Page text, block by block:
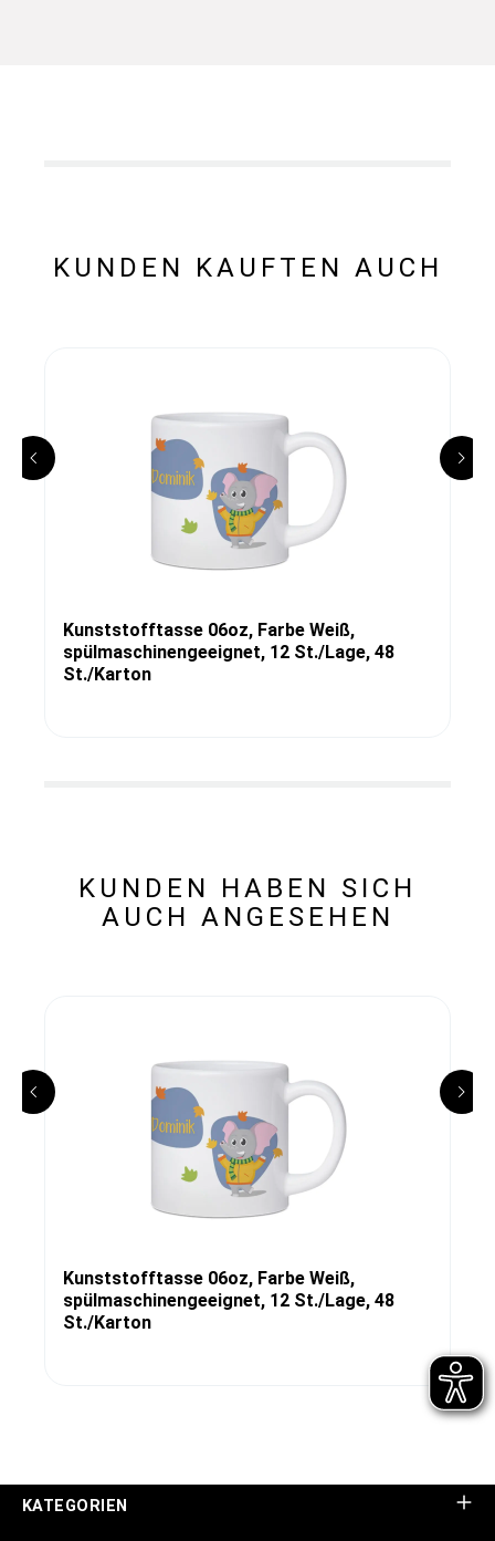
KUNDEN KAUFTEN AUCH
Kunststofftasse 06oz, Farbe Weiß,
spülmaschinengeeignet, 12 St./Lage, 48
St./Karton
KUNDEN HABEN SICH
AUCH ANGESEHEN
Kunststofftasse 06oz, Farbe Weiß,
spülmaschinengeeignet, 12 St./Lage, 48
St./Karton
KATEGORIEN